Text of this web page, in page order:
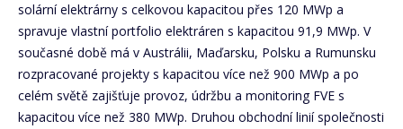
solární elektrárny s celkovou kapacitou přes 120 MWp a
spravuje vlastní portfolio elektráren s kapacitou 91,9 MWp. V
současné době má v Austrálii, Maďarsku, Polsku a Rumunsku
rozpracované projekty s kapacitou více než 900 MWp a po
celém světě zajišťuje provoz, údržbu a monitoring FVE s
kapacitou více než 380 MWp. Druhou obchodní linií společnosti